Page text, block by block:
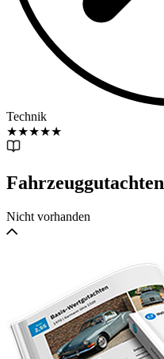
Technik
★★★★★
Fahrzeuggutachten
Nicht vorhanden